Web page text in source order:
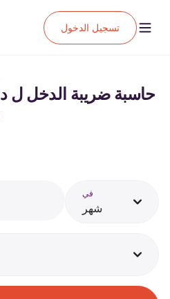
تسجيل الدخول
في
شهر